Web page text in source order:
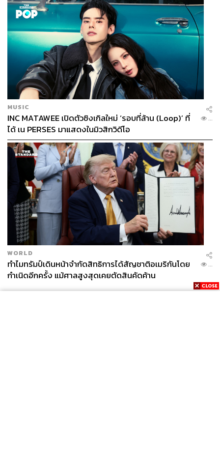
พริษฐ์:ได้ขยายความความหมายของคนรุ่นใหม่ว่า “หนึ่ง
เรื่องอายุ สอง เป็นคนหน้าใหม่ในวงการนั้น สาม คนที่มีความ
คิดใหม่” และสำหรับความคาดหวังของคนที่เป็นคนรุ่นใหม่
คนหนึ่งก็ต้องการสร้างประชาธิปไตยให้ยั่งยืนโดยไม่ต้องมีคน
ติดคุกหรือเสียชีวิต”
ขณะเดียวกัน พริษฐ์ยังเปิดเผยว่าในอนาคตจะร่วมทำงานกับ
พรรคประชาธิปัตย์ ซึ่งการทำงานกับพรรคเก่ามีข้อดีสองด้าน
เพราะจะได้ความคิดเห็นทั้งจากคนที่มีประสบการณ์และคน
รุ่นใหม่ ซึ่งอนาคตไทยกำลังจะเข้าสู่สังคมผู้สูงอายุ จึงเป็นไป
ได้ยากที่จะไม่ฟังเสียงแนวทางผู้ใหญ่เลย ซึ่งตนเองมีความเชื่อ
มั่นในอุดมการณ์ของพรรคประชาธิปัตย์ที่หนักแน่นใน
เสรีนิยมประชาธิปไตย หลายๆ คนอาจจะมองว่าพรรคนี้เป็น
อนุรักษนิยมหรือไม่ แต่พริษฐ์บอกว่าจะทำให้ภาพลักษณ์นั้น
หายไป จะเป็น ‘ประชาธิปัตย์ใหม่’ ซึ่งนโยบายในอนาคตจะ
ต้องอิงหลักวิชาการและงานวิจัย
MUSIC
INC MATAWEE เปิดตัวซิงเกิลใหม่ ‘รอบที่ล้าน (Loop)’ ที่
ได้ เน PERSES มาแสดงในมิวสิกวิดีโอ
...
WORLD
ทำไมทรัมป์เดินหน้าจำกัดสิทธิการได้สัญชาติอเมริกันโดย
กำเนิดอีกครั้ง แม้ศาลสูงสุดเคยตัดสินคัดค้าน
...